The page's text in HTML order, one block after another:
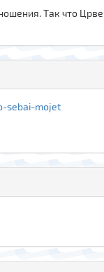
Так что
sebai-mojet